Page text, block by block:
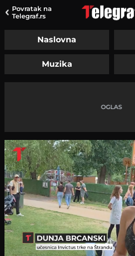
Povratak na
Telegraf.rs
Naslovna
Muzika